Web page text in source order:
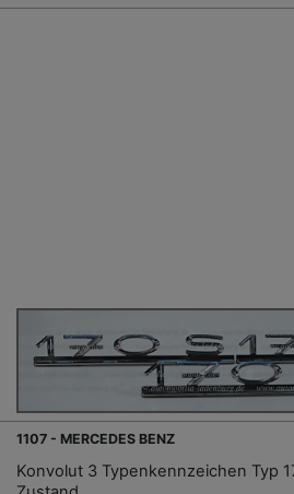
1107 - MERCEDES BENZ
Konvolut 3 Typenkennzeichen Typ